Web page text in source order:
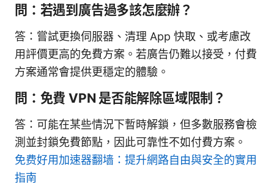
問：若遇到廣告過多該怎麼辦？
答：嘗試更換伺服器、清理 App 快取、或考慮改
用評價更高的免費方案。若廣告仍難以接受，付費
方案通常會提供更穩定的體驗。
問：免費 VPN 是否能解除區域限制？
答：可能在某些情況下暫時解鎖，但多數服務會檢
測並封鎖免費節點，因此可靠性不如付費方案。
免费好用加速器翻墙：提升網路自由與安全的實用
指南